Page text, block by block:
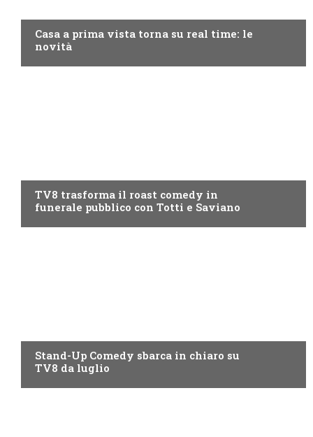
Casa a prima vista torna su real time: le
novità
TV8 trasforma il roast comedy in
funerale pubblico con Totti e Saviano
Stand-Up Comedy sbarca in chiaro su
TV8 da luglio